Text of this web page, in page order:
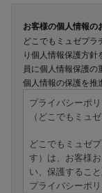
お客様の個人情報の
どこでもミュゼプ
り個人情報保護方
員に個人情報保護の
個人情報の保護を推
プライバシーポ
（どこでもミュ
どこでもミュゼ
す）は、お客様
い、保護するこ
プライバシーポ